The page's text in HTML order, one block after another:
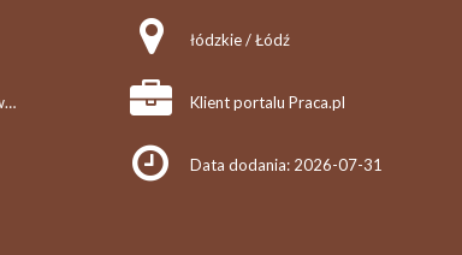
Izba Administracji Skarbowej w Lublinie
łódzkie / Łódź
Klient portalu Praca.pl
Data dodania: 2026-07-31